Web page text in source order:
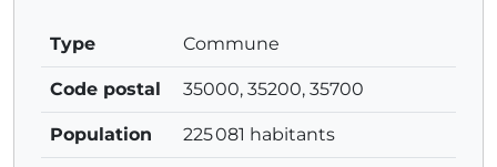
Type Commune
Code postal 35000, 35200, 35700
Population 225 081 habitants